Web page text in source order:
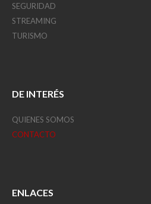
SEGURIDAD
STREAMING
TURISMO
DE INTERÉS
QUIENES SOMOS
CONTACTO
ENLACES